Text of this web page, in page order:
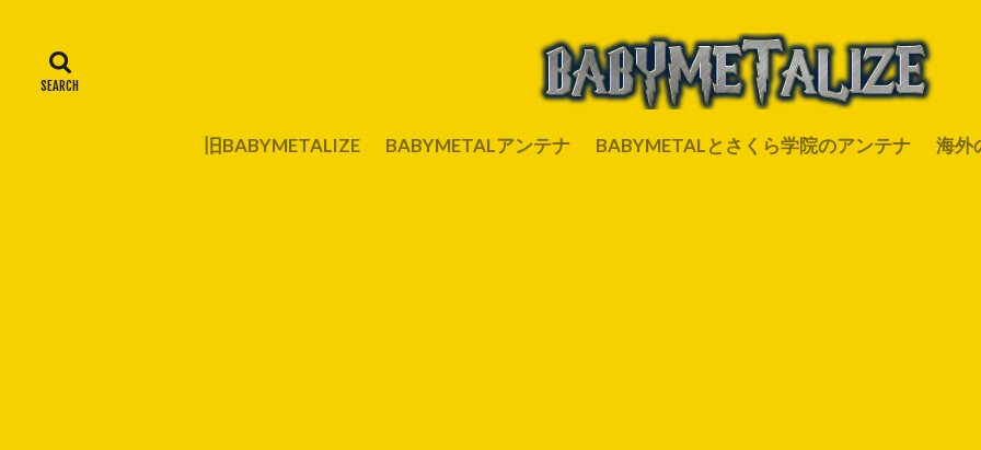
旧BABYMETALIZE BABYMETALアンテナ BABYMETALとさくら学院のアンテナ 海外